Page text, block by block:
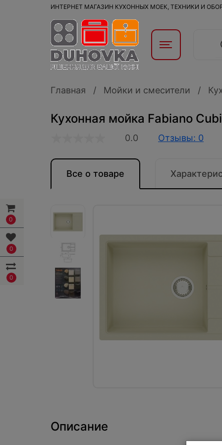
0
0
0
ИНТЕРНЕТ МАГАЗИН КУХОННЫХ МОЕК, ТЕХНИКИ И
Главная Мойки и смесители
Кухонная мойка Fabiano
0.0 Отзывы: 0
Все о товаре
Описание